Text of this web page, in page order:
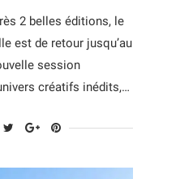
2 belles éditions, le
est de retour jusqu’au
session
créatifs inédits,…